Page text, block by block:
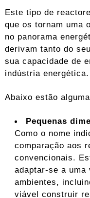
Este tipo de
que os tornam uma
no panorama
derivam tanto do
sua capacidade de
indústria energética.
Abaixo estão
Pequenas
Como o nome
comparação aos
convencionais.
adaptar-se a uma
ambientes,
viável construir